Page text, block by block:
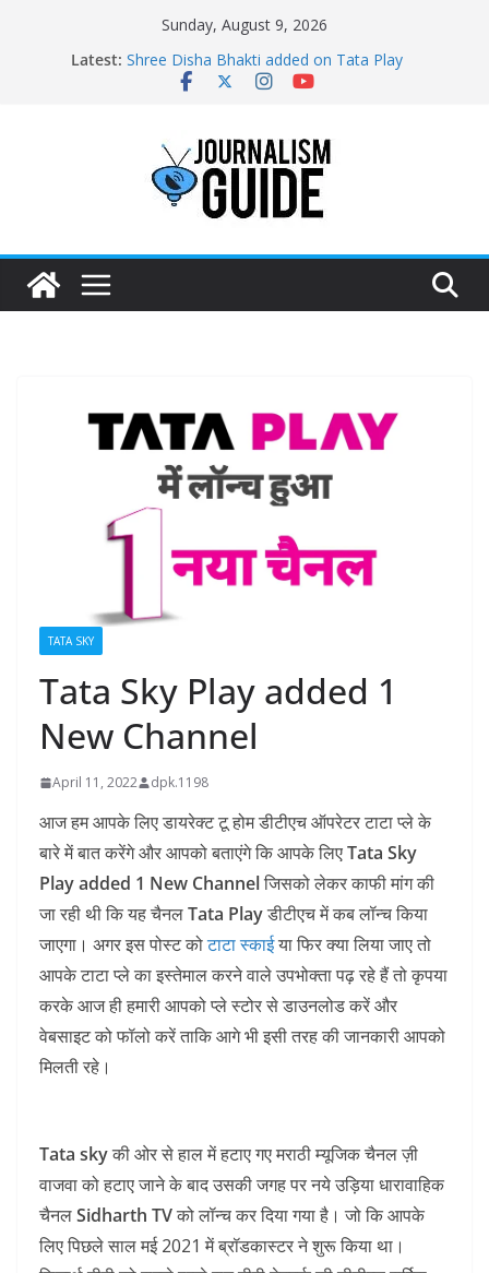
Sunday, August 9, 2026
Latest: Shree Disha Bhakti added on Tata Play
Asservatham TV added on Tata Play
Sampoorna News added on Tata Play
TATA SKY
Tata Sky Play added 1
New Channel
April 11, 2022 dpk.1198
आज हम आपके लिए डायरेक्ट टू होम डीटीएच ऑपरेटर टाटा प्ले के
बारे में बात करेंगे और आपको बताएंगे कि आपके लिएTata Sky
Play added 1 New Channelजिसको लेकर काफी मांग की
जा रही थी कि यह चैनलTata Playडीटीएच में कब लॉन्च किया
जाएगा। अगर इस पोस्ट कोटाटा स्काईया फिर क्या लिया जाए तो
आपके टाटा प्ले का इस्तेमाल करने वाले उपभोक्ता पढ़ रहे हैं तो कृपया
करके आज ही हमारी आपको प्ले स्टोर से डाउनलोड करें और
वेबसाइट को फॉलो करें ताकि आगे भी इसी तरह की जानकारी आपको
मिलती रहे।
Tata skyकी ओर से हाल में हटाए गए मराठी म्यूजिक चैनल ज़ी
वाजवा को हटाए जाने के बाद उसकी जगह पर नये उड़िया धारावाहिक
चैनलSidharth TVको लॉन्च कर दिया गया है। जो कि आपके
लिए पिछले साल मई 2021 में ब्रॉडकास्टर ने शुरू किया था।